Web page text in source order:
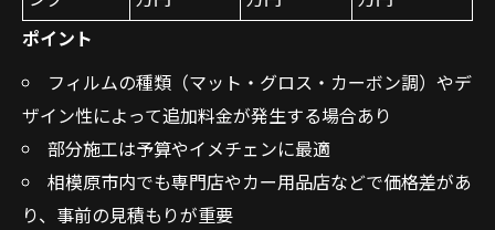
ポイント
フィルムの種類（マット・グロス・カーボン調）やデ
ザイン性によって追加料金が発生する場合あり
部分施工は予算やイメチェンに最適
相模原市内でも専門店やカー用品店などで価格差があ
り、事前の見積もりが重要